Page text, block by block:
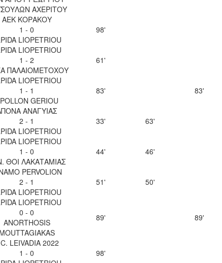
ΑΧΕΡΙΤΟΥ
ΑΕΚ ΚΟΡΑΚΟΥ
1 - 0
LIOPETRIOU
98'
LIOPETRIOU
1 - 2
ΠΑΛΑΙΟΜΕΤΟΧΟΥ
61'
LIOPETRIOU
1 - 1
GERIOU
83' 83'
ΑΝΑΓΥΙΑΣ
2 - 1
LIOPETRIOU
33' 63'
LIOPETRIOU
1 - 0
ΘΟΙ ΛΑΚΑΤΑΜΙΑΣ
44' 46'
PERVOLION
2 - 1
LIOPETRIOU
51'
50'
LIOPETRIOU
0 - 0
ANORTHOSIS
89' 89'
LEIVADIA 2022
1 - 0
98'